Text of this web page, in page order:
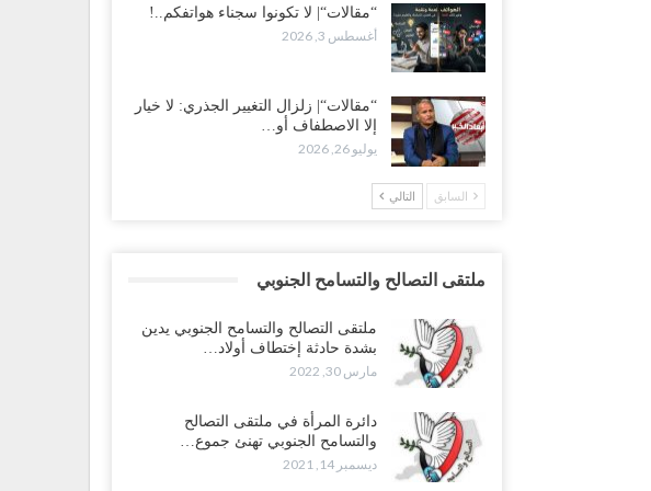
“مقالات“| لا تكونوا سجناء هواتفكم..!
أغسطس 3, 2026
“مقالات“| زلزال التغيير الجذري: لا خيار
إلا الاصطفاف أو…
يوليو 26, 2026
السابق التالي
ملتقى التصالح والتسامح الجنوبي
ملتقى التصالح والتسامح الجنوبي يدين
بشدة حادثة إختطاف أولاد…
مارس 30, 2022
دائرة المرأة في ملتقى التصالح
والتسامح الجنوبي تهنئ جموع…
ديسمبر 14, 2021